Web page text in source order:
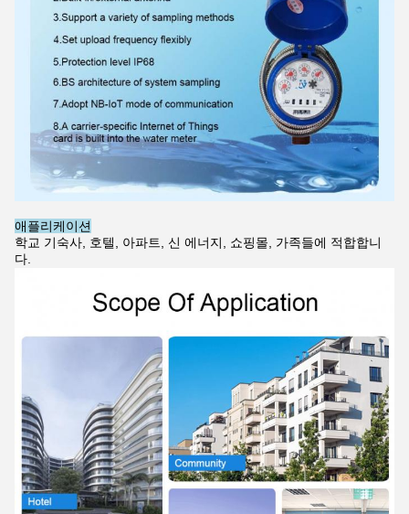
애플리케이션
학교 기숙사, 호텔, 아파트, 신 에너지, 쇼핑몰, 가족들에 적합합니
다.